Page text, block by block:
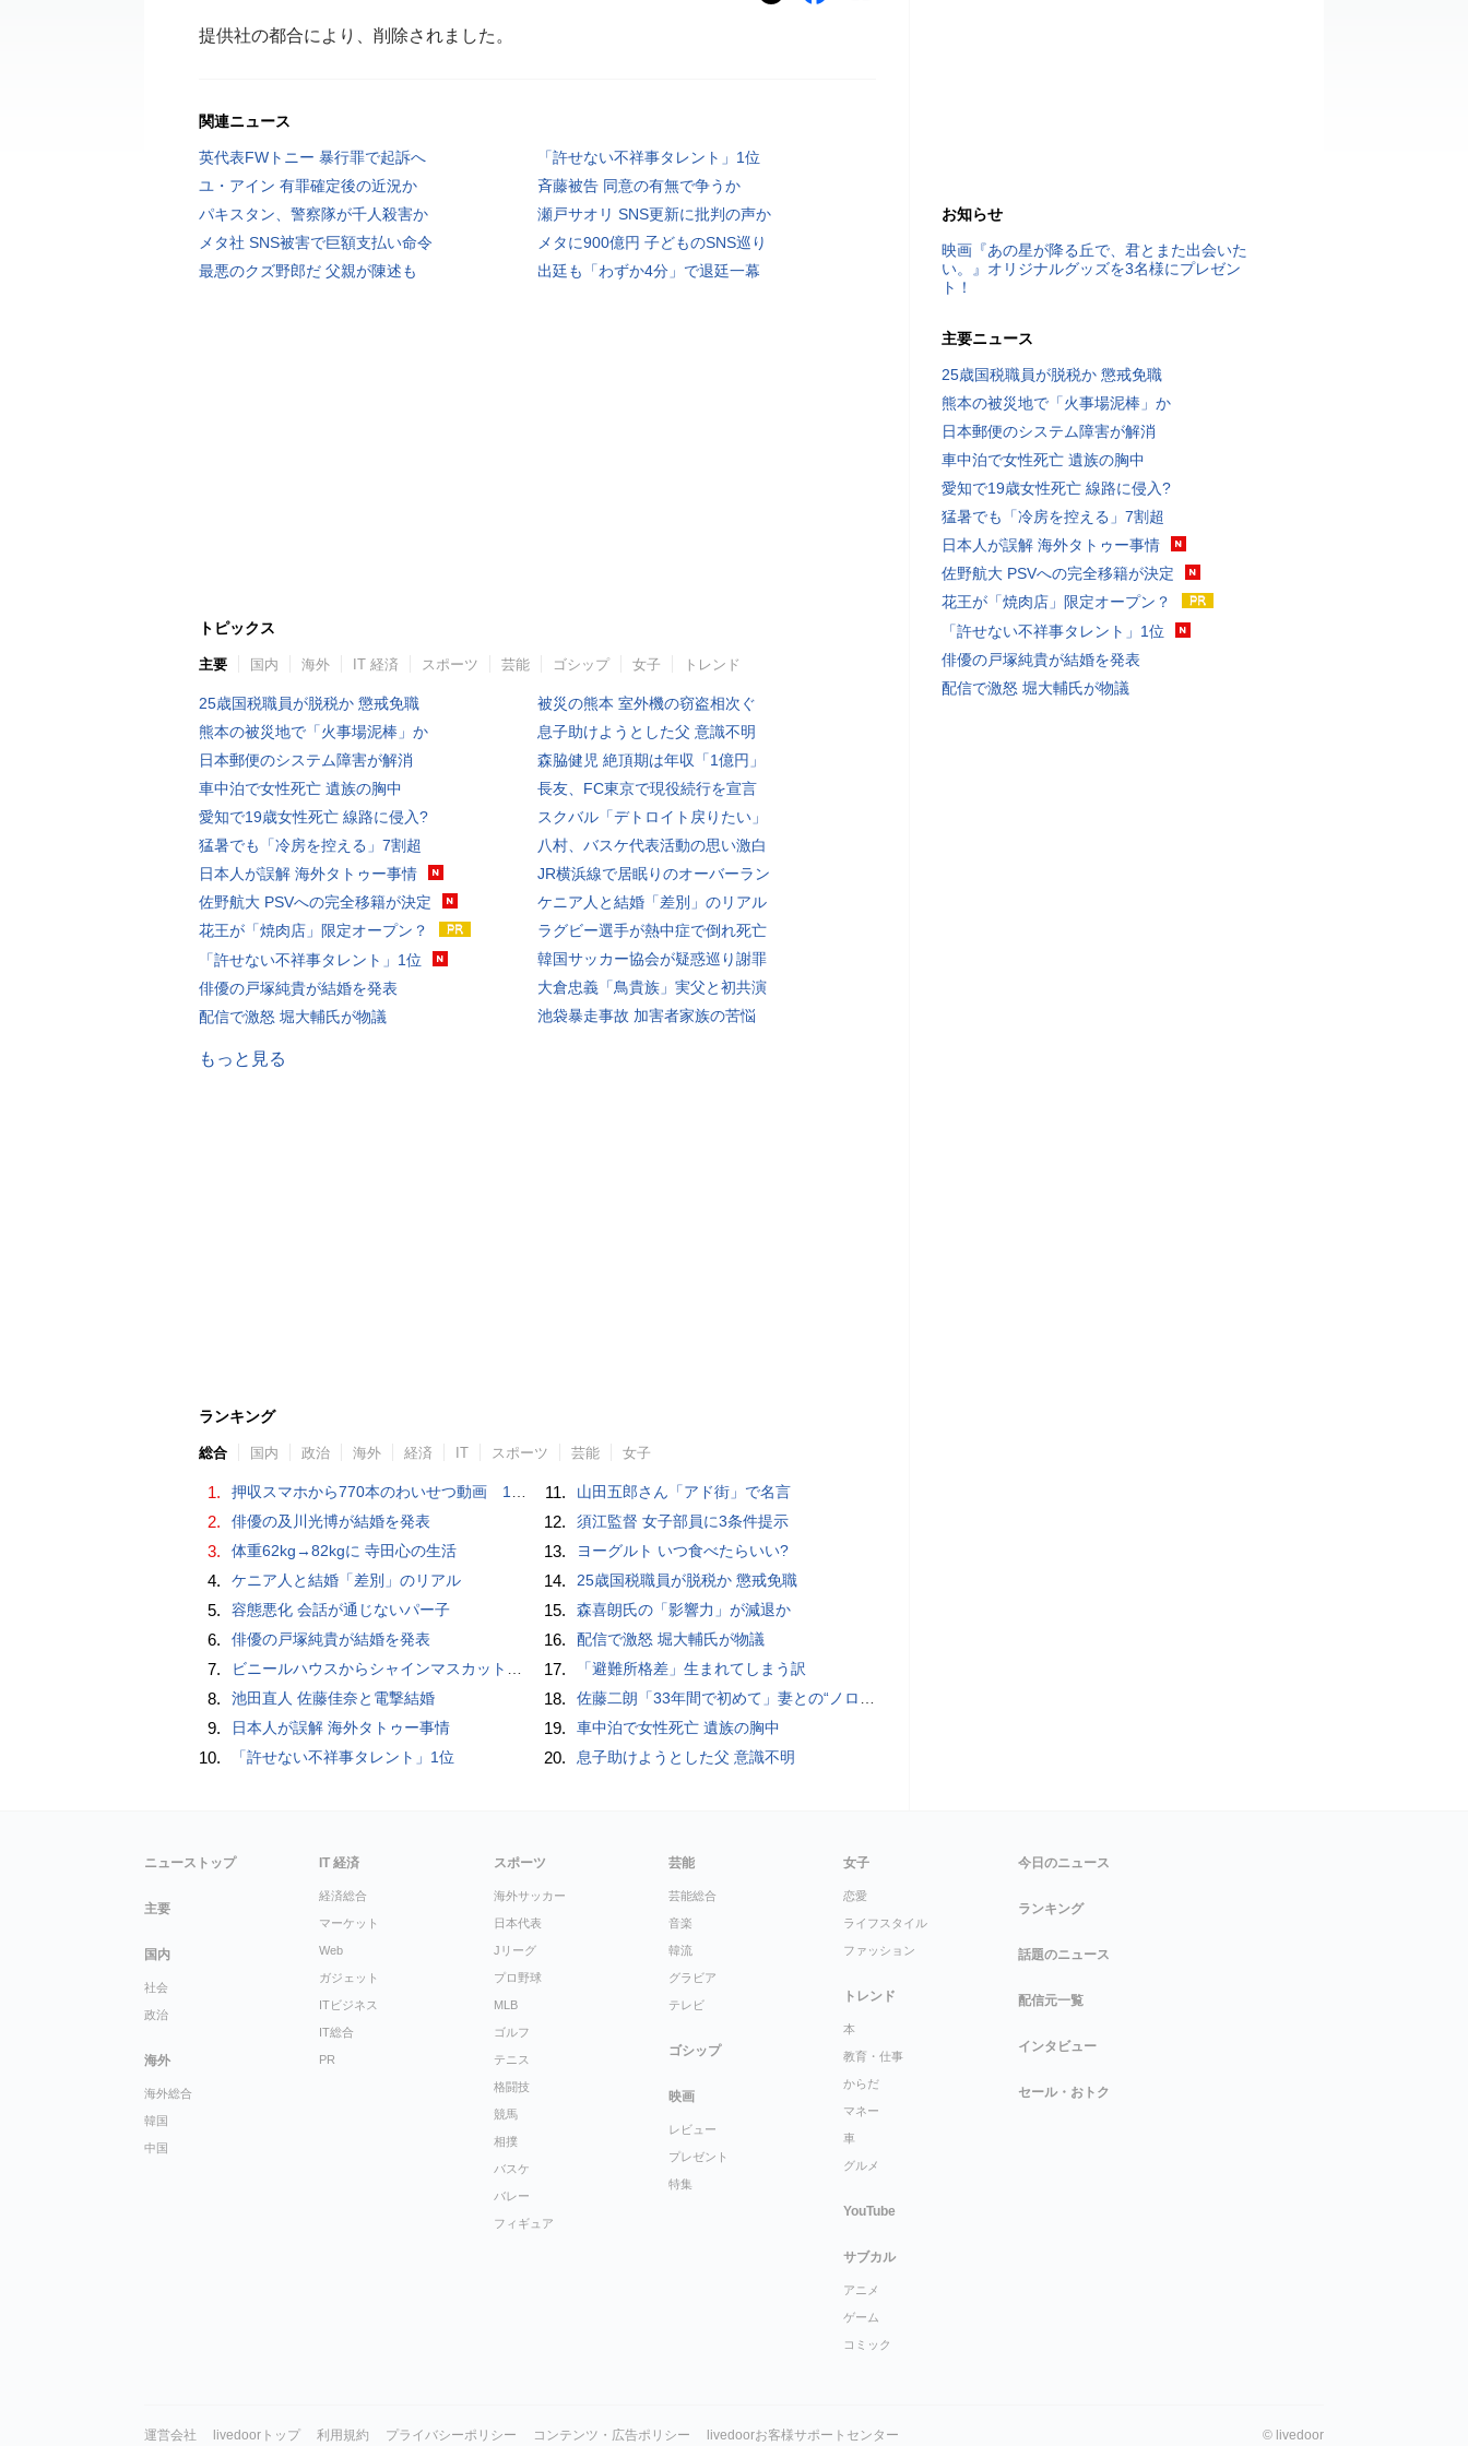
提供社の都合により、削除されました。
関連ニュース
英代表FWトニー 暴行罪で起訴へ
「許せない不祥事タレント」1位
ユ・アイン 有罪確定後の近況か
斉藤被告 同意の有無で争うか
パキスタン、警察隊が千人殺害か
瀬戸サオリ SNS更新に批判の声か
メタ社 SNS被害で巨額支払い命令
メタに900億円 子どものSNS巡り
最悪のクズ野郎だ 父親が陳述も
出廷も「わずか4分」で退廷一幕
トピックス
主要 国内 海外 IT 経済 スポーツ 芸能 ゴシップ 女子 トレンド
25歳国税職員が脱税か 懲戒免職
熊本の被災地で「火事場泥棒」か
日本郵便のシステム障害が解消
車中泊で女性死亡 遺族の胸中
愛知で19歳女性死亡 線路に侵入?
猛暑でも「冷房を控える」7割超
日本人が誤解 海外タトゥー事情
佐野航大 PSVへの完全移籍が決定
花王が「焼肉店」限定オープン？
「許せない不祥事タレント」1位
俳優の戸塚純貴が結婚を発表
配信で激怒 堀大輔氏が物議
被災の熊本 室外機の窃盗相次ぐ
息子助けようとした父 意識不明
森脇健児 絶頂期は年収「1億円」
長友、FC東京で現役続行を宣言
スクバル「デトロイト戻りたい」
八村、バスケ代表活動の思い激白
JR横浜線で居眠りのオーバーラン
ケニア人と結婚「差別」のリアル
ラグビー選手が熱中症で倒れ死亡
韓国サッカー協会が疑惑巡り謝罪
大倉忠義「鳥貴族」実父と初共演
池袋暴走事故 加害者家族の苦悩
もっと見る
ランキング
総合 国内 政治 海外 経済 IT スポーツ 芸能 女子
1. 押収スマホから770本のわいせつ動画 15歳少女に酒と薬飲ませ性的暴行か 54歳男を再逮捕 「薬もありますよ」とSNSで誘い出し
2. 俳優の及川光博が結婚を発表
3. 体重62kg→82kgに 寺田心の生活
4. ケニア人と結婚「差別」のリアル
5. 容態悪化 会話が通じないパー子
6. 俳優の戸塚純貴が結婚を発表
7. ビニールハウスからシャインマスカット約200房を盗んだ疑い ネットで販売か 無職の男（42）逮捕 岡山県警
8. 池田直人 佐藤佳奈と電撃結婚
9. 日本人が誤解 海外タトゥー事情
10. 「許せない不祥事タレント」1位
11. 山田五郎さん「アド街」で名言
12. 須江監督 女子部員に3条件提示
13. ヨーグルト いつ食べたらいい?
14. 25歳国税職員が脱税か 懲戒免職
15. 森喜朗氏の「影響力」が減退か
16. 配信で激怒 堀大輔氏が物議
17. 「避難所格差」生まれてしまう訳
18. 佐藤二朗「33年間で初めて」妻との“ノロケ砲”に反響続々「威力抜群」「奥様かっこいい」
19. 車中泊で女性死亡 遺族の胸中
20. 息子助けようとした父 意識不明
お知らせ
映画『あの星が降る丘で、君とまた出会いた
い。』オリジナルグッズを3名様にプレゼン
ト！
主要ニュース
25歳国税職員が脱税か 懲戒免職
熊本の被災地で「火事場泥棒」か
日本郵便のシステム障害が解消
車中泊で女性死亡 遺族の胸中
愛知で19歳女性死亡 線路に侵入?
猛暑でも「冷房を控える」7割超
日本人が誤解 海外タトゥー事情
佐野航大 PSVへの完全移籍が決定
花王が「焼肉店」限定オープン？
「許せない不祥事タレント」1位
俳優の戸塚純貴が結婚を発表
配信で激怒 堀大輔氏が物議
ニューストップ
主要
国内
社会
政治
海外
海外総合
韓国
中国
IT 経済
経済総合
マーケット
Web
ガジェット
ITビジネス
IT総合
PR
スポーツ
海外サッカー
日本代表
Jリーグ
プロ野球
MLB
ゴルフ
テニス
格闘技
競馬
相撲
バスケ
バレー
フィギュア
芸能
芸能総合
音楽
韓流
グラビア
テレビ
ゴシップ
映画
レビュー
プレゼント
特集
女子
恋愛
ライフスタイル
ファッション
トレンド
本
教育・仕事
からだ
マネー
車
グルメ
YouTube
サブカル
アニメ
ゲーム
コミック
今日のニュース
ランキング
話題のニュース
配信元一覧
インタビュー
セール・おトク
運営会社 livedoorトップ 利用規約 プライバシーポリシー コンテンツ・広告ポリシー livedoorお客様サポートセンター © livedoor